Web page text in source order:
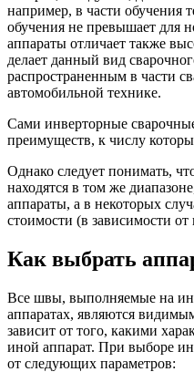
например, в части обучения
обучения не превышает для
аппараты отличает также
делает данный вид
распространенным в части
автомобильной технике.
Сами инверторные
преимуществ, к числу
Однако следует понимать,
находятся в том же
аппараты, а в некоторых
стоимости (в зависимости от
Как выбрать
Все швы, выполняемые на
аппаратах, являются
зависит от того, какими
иной аппарат. При выборе
от следующих параметров: